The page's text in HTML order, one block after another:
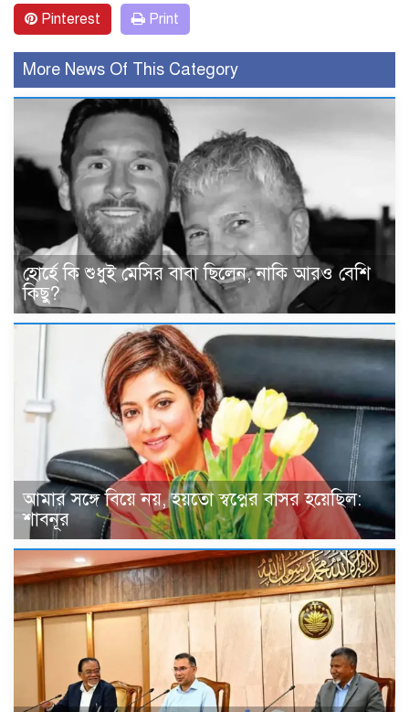
Pinterest Print
More News Of This Category
হোর্হে কি শুধুই মেসির বাবা ছিলেন, নাকি আরও বেশি
কিছু?
আমার সঙ্গে বিয়ে নয়, হয়তো স্বপ্নের বাসর হয়েছিল:
শাবনূর